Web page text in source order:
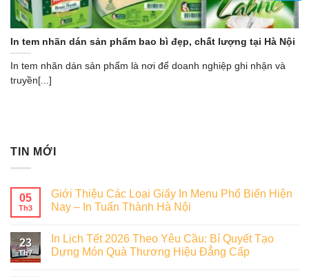
In tem nhãn dán sản phẩm bao bì đẹp, chất lượng tại Hà Nội
In tem nhãn dán sản phẩm là nơi để doanh nghiệp ghi nhận và
truyền[...]
TIN MỚI
05
Th3
Giới Thiệu Các Loại Giấy In Menu Phổ Biến Hiện
Nay – In Tuấn Thành Hà Nội
23
Th7
In Lịch Tết 2026 Theo Yêu Cầu: Bí Quyết Tạo
Dựng Món Quà Thương Hiệu Đẳng Cấp